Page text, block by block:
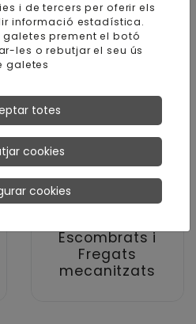
Serveis
Escombrats i
Fregats
mecanitzats
i de tercers per oferir els
informació estadística.
prement el botó
les o rebutjar el seu ús
galetes
totes
cookies
cookies